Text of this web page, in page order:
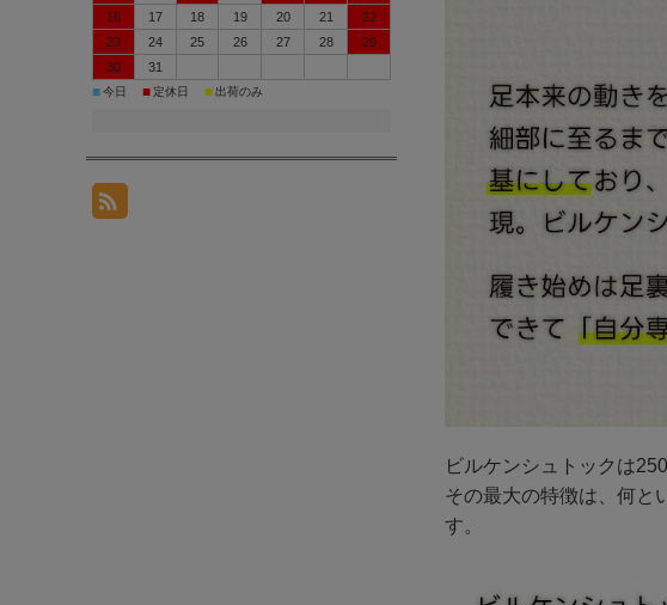
ビルケンシュトックは
その最大の特徴は、何と
す。
16
17 18 19 20 21
22
23
24 25 26 27 28
29
30
31
■今日 ■ 定休日 ■出荷のみ